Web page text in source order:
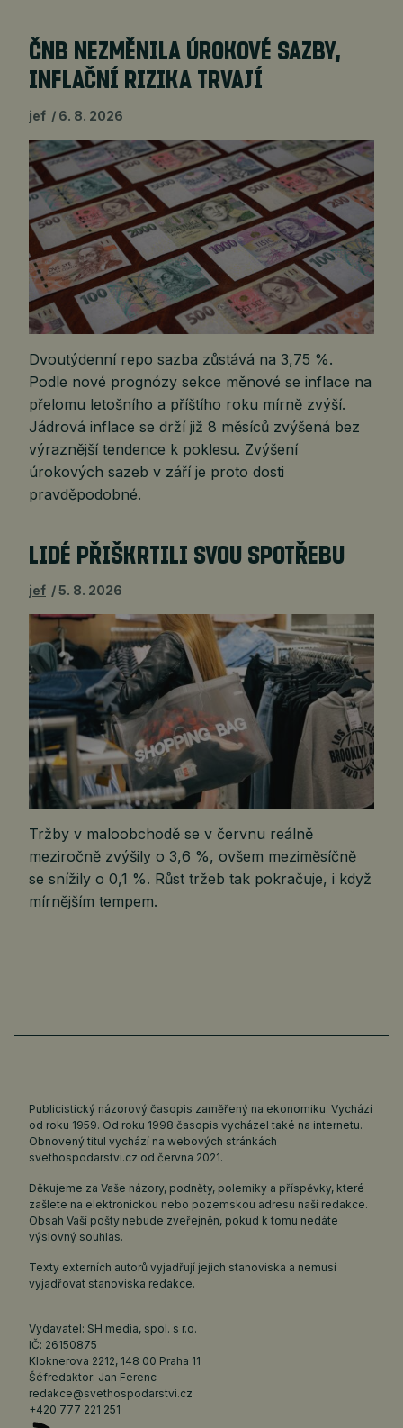
ČNB NEZMĚNILA ÚROKOVÉ SAZBY,
INFLAČNÍ RIZIKA TRVAJÍ
jef 6. 8. 2026
Dvoutýdenní repo sazba zůstává na 3,75 %.
Podle nové prognózy sekce měnové se inflace na
přelomu letošního a příštího roku mírně zvýší.
Jádrová inflace se drží již 8 měsíců zvýšená bez
výraznější tendence k poklesu. Zvýšení
úrokových sazeb v září je proto dosti
pravděpodobné.
LIDÉ PŘIŠKRTILI SVOU SPOTŘEBU
jef 5. 8. 2026
Tržby v maloobchodě se v červnu reálně
meziročně zvýšily o 3,6 %, ovšem meziměsíčně
se snížily o 0,1 %. Růst tržeb tak pokračuje, i když
mírnějším tempem.
Publicistický názorový časopis zaměřený na ekonomiku. Vychází
od roku 1959. Od roku 1998 časopis vycházel také na internetu.
Obnovený titul vychází na webových stránkách
svethospodarstvi.cz od června 2021.
Děkujeme za Vaše názory, podněty, polemiky a příspěvky, které
zašlete na elektronickou nebo pozemskou adresu naší redakce.
Obsah Vaší pošty nebude zveřejněn, pokud k tomu nedáte
výslovný souhlas.
Texty externích autorů vyjadřují jejich stanoviska a nemusí
vyjadřovat stanoviska redakce.
Vydavatel: SH media, spol. s r.o.
IČ: 26150875
Kloknerova 2212, 148 00 Praha 11
Šéfredaktor: Jan Ferenc
redakce@svethospodarstvi.cz
+420 777 221 251